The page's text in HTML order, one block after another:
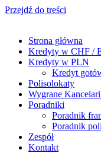
Przejdź do treści
Strona główna
Kredyty w CHF /
Kredyty w PLN
Kredyt
Polisolokaty
Wygrane
Poradniki
Poradnik
Poradnik
Zespół
Kontakt